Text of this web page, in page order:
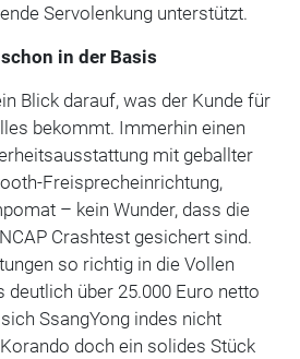
Servolenkung unterstützt.
in der Basis
Blick darauf, was der Kunde für
bekommt. Immerhin einen
mit geballter
Freisprecheinrichtung,
– kein Wunder, dass die
Crashtest gesichert sind.
so richtig in die Vollen
deutlich über 25.000 Euro netto
SsangYong indes nicht
doch ein solides Stück